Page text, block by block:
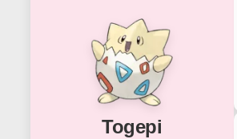
Togepi